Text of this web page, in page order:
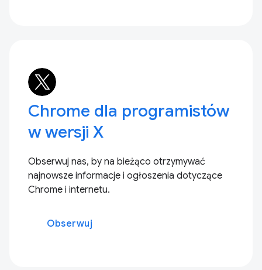
Chrome dla programistów
w wersji X
Obserwuj nas, by na bieżąco otrzymywać
najnowsze informacje i ogłoszenia dotyczące
Chrome i internetu.
Obserwuj